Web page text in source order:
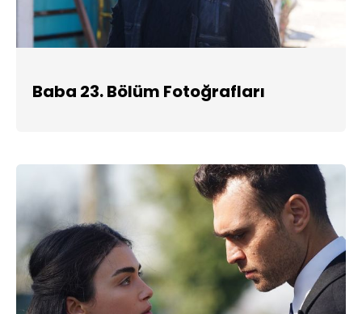
Baba 23. Bölüm Fotoğrafları